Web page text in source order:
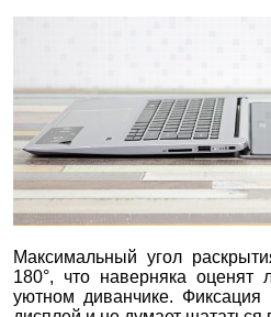
Максимальный угол
180°, что наверняка оценят
уютном диванчике.